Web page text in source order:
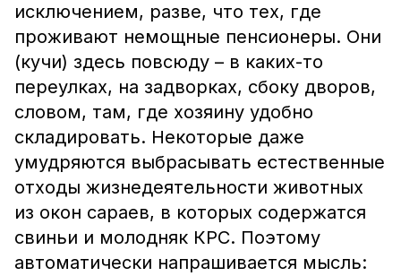
исключением, разве, что тех, где
проживают немощные пенсионеры. Они
(кучи) здесь повсюду – в каких-то
переулках, на задворках, сбоку дворов,
словом, там, где хозяину удобно
складировать. Некоторые даже
умудряются выбрасывать естественные
отходы жизнедеятельности животных
из окон сараев, в которых содержатся
свиньи и молодняк КРС. Поэтому
автоматически напрашивается мысль: